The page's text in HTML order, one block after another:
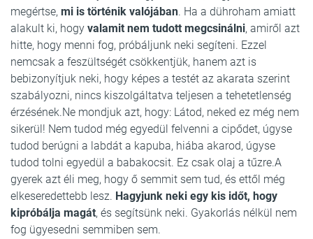
megértse, mi is történik valójában. Ha a dühroham amiatt
alakult ki, hogy valamit nem tudott megcsinálni, amiről azt
hitte, hogy menni fog, próbáljunk neki segíteni. Ezzel
nemcsak a feszültségét csökkentjük, hanem azt is
bebizonyítjuk neki, hogy képes a testét az akarata szerint
szabályozni, nincs kiszolgáltatva teljesen a tehetetlenség
érzésének.Ne mondjuk azt, hogy: Látod, neked ez még nem
sikerül! Nem tudod még egyedül felvenni a cipődet, úgyse
tudod berúgni a labdát a kapuba, hiába akarod, úgyse
tudod tolni egyedül a babakocsit. Ez csak olaj a tűzre.A
gyerek azt éli meg, hogy ő semmit sem tud, és ettől még
elkeseredettebb lesz. Hagyjunk neki egy kis időt, hogy
kipróbálja magát, és segítsünk neki. Gyakorlás nélkül nem
fog ügyesedni semmiben sem.